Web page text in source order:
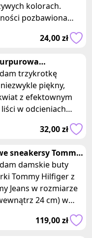
kolorach.
pozbawiona
wykonana je
24,00 zł
piękna
piękny,
z efektownym
w odcieniach
fioletu, purpury i zieleni. Kwiat dobr
32,00 zł
sneakersy Tommy
Jeans rozm. 37 Tommy Hilfiger
Tommy Hilfiger z
Jeans w rozmiarze
24 cm) w
119,00 zł